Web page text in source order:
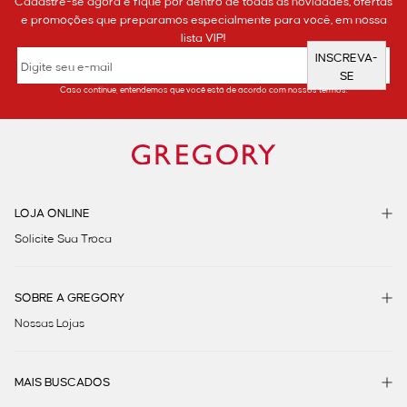
e promoções que preparamos especialmente para você, em nossa
lista VIP!
INSCREVA-
SE
Caso continue, entendemos que você está de acordo com nossos termos.
LOJA ONLINE
Solicite Sua Troca
SOBRE A GREGORY
Nossas Lojas
MAIS BUSCADOS